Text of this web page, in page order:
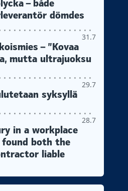
– både
dömdes
31.7
– ”Kovaa
mutta ultrajuoksu
29.7
syksyllä
28.7
in a workplace
both the
liable